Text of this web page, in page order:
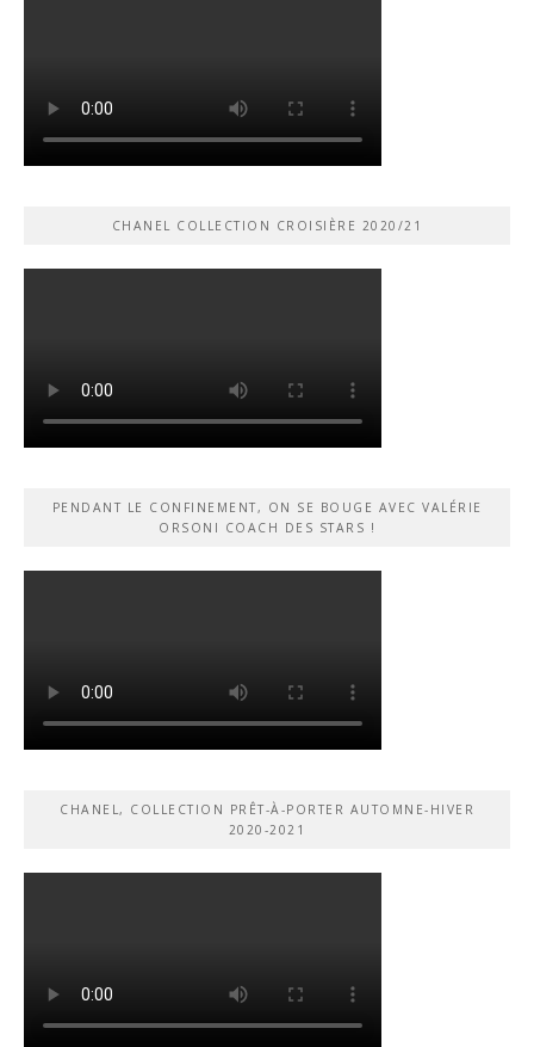
CHANEL COLLECTION CROISIÈRE 2020/21
PENDANT LE CONFINEMENT, ON SE BOUGE AVEC VALÉRIE
ORSONI COACH DES STARS !
CHANEL, COLLECTION PRÊT-À-PORTER AUTOMNE-HIVER
2020-2021